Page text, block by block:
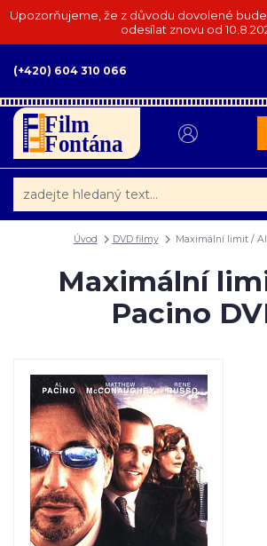
Upozorňujeme, že z důvodu dovolené
odesílat znovu od
(+420) 604 310 066
Úvod DVD filmy Maximální limit / Al
Maximální
Pacino